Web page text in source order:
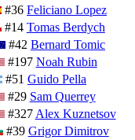
#36 Feliciano Lopez
#14 Tomas Berdych
#42 Bernard Tomic
#197 Noah Rubin
#51 Guido Pella
#29 Sam Querrey
#327 Alex Kuznetsov
#39 Grigor Dimitrov